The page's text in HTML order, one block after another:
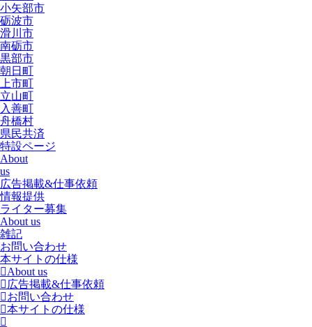
小矢部市
砺波市
滑川市
南砺市
黒部市
朝日町
上市町
立山町
入善町
舟橋村
県民共済
特設ページ
About
us
広告掲載&仕事依頼
情報提供
ライター募集
About us
雑記
お問い合わせ
本サイトの仕様
About us
広告掲載&仕事依頼
お問い合わせ
本サイトの仕様